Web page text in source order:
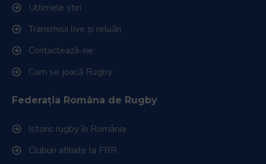
Ultimele știri
Transmisii live și reluări
Contactează-ne
Cum se joacă Rugby
Federația Româna de Rugby
Istoric rugby în România
Cluburi afiliate la FRR